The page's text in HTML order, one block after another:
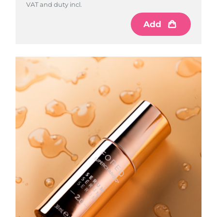
VAT and duty incl.
Add
Omã
Entrega prevista 8/12/26
Portugal Entrega prevista8/9/26
Porto Rico Entrega prevista 8/11/26
Catar Entrega prevista 8/10/26
Reunião Entrega prevista
Entrega prevista 8/9/26
8/17/26
Arábia Saudita Entrega prevista